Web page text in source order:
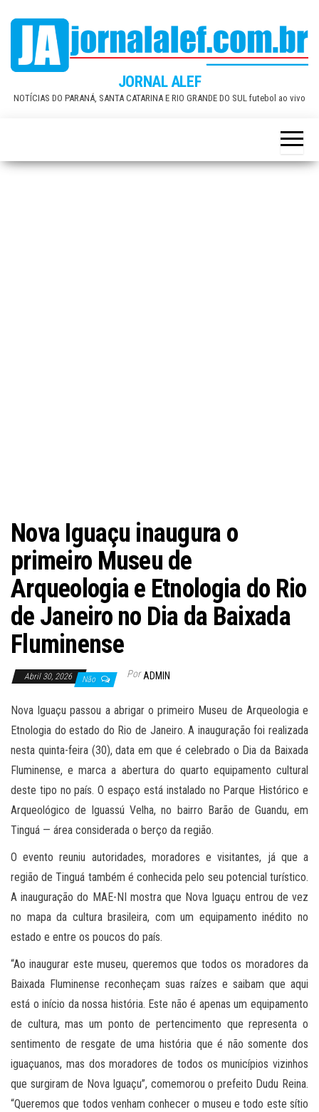
content
JORNAL ALEF
NOTÍCIAS DO PARANÁ, SANTA CATARINA E RIO GRANDE DO SUL futebol ao vivo
Nova Iguaçu inaugura o
primeiro Museu de
Arqueologia e Etnologia do Rio
de Janeiro no Dia da Baixada
Fluminense
Abril 30, 2026 Não Por ADMIN
Nova Iguaçu passou a abrigar o primeiro Museu de Arqueologia e
Etnologia do estado do Rio de Janeiro. A inauguração foi realizada
nesta quinta-feira (30), data em que é celebrado o Dia da Baixada
Fluminense, e marca a abertura do quarto equipamento cultural
deste tipo no país. O espaço está instalado no Parque Histórico e
Arqueológico de Iguassú Velha, no bairro Barão de Guandu, em
Tinguá — área considerada o berço da região.
O evento reuniu autoridades, moradores e visitantes, já que a
região de Tinguá também é conhecida pelo seu potencial turístico.
A inauguração do MAE-NI mostra que Nova Iguaçu entrou de vez
no mapa da cultura brasileira, com um equipamento inédito no
estado e entre os poucos do país.
“Ao inaugurar este museu, queremos que todos os moradores da
Baixada Fluminense reconheçam suas raízes e saibam que aqui
está o início da nossa história. Este não é apenas um equipamento
de cultura, mas um ponto de pertencimento que representa o
sentimento de resgate de uma história que é não somente dos
iguaçuanos, mas dos moradores de todos os municípios vizinhos
que surgiram de Nova Iguaçu”, comemorou o prefeito Dudu Reina.
“Queremos que todos venham conhecer o museu e todo este sítio